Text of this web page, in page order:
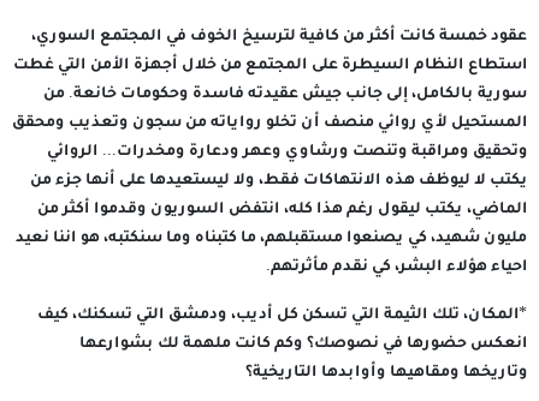
عقود خمسة كانت أكثر من كافية لترسيخ الخوف في المجتمع السوري،
استطاع النظام السيطرة على المجتمع من خلال أجهزة الأمن التي غطت
سورية بالكامل، إلى جانب جيش عقيدته فاسدة وحكومات خانعة. من
المستحيل لأي روائي منصف أن تخلو رواياته من سجون وتعذيب ومحقق
وتحقيق ومراقبة وتنصت ورشاوي وعهر ودعارة ومخدرات... الروائي
يكتب لا ليوظف هذه الانتهاكات فقط، ولا ليستعيدها على أنها جزء من
الماضي، يكتب ليقول رغم هذا كله، انتفض السوريون وقدموا أكثر من
مليون شهيد، كي يصنعوا مستقبلهم، ما كتبناه وما سنكتبه، هو اننا نعيد
احياء هؤلاء البشر، كي نقدم مأثرتهم.
*المكان، تلك الثيمة التي تسكن كل أديب، ودمشق التي تسكنك، كيف
انعكس حضورها في نصوصك؟ وكم كانت ملهمة لك بشوارعها
وتاريخها ومقاهيها وأوابدها التاريخية؟